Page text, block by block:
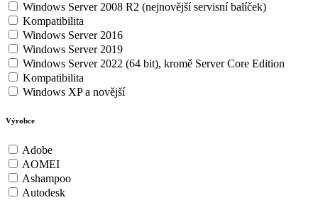
Windows Server 2008 R2 (nejnovější servisní balíček)
Kompatibilita
Windows Server 2016
Windows Server 2019
Windows Server 2022 (64 bit), kromě Server Core Edition
Kompatibilita
Windows XP a novější
Výrobce
Adobe
AOMEI
Ashampoo
Autodesk